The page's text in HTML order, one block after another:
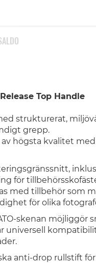
Top Handle
strukturerat,
grepp.
högsta kvalitet
för
med tillbehör som
för olika
skenan möjliggör
universell
anti-drop rullstift